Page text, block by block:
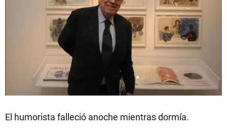
El humorista falleció anoche mientras dormía.